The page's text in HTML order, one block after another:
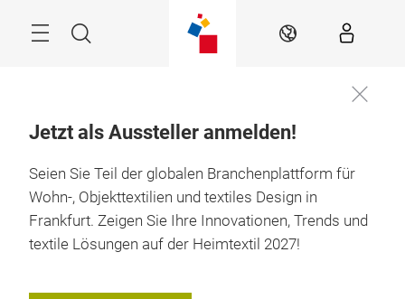
Suche DE
Jetzt als Aussteller anmelden!
Seien Sie Teil der globalen Branchenplattform für
Wohn-, Objekttextilien und textiles Design in
Frankfurt. Zeigen Sie Ihre Innovationen, Trends und
textile Lösungen auf der Heimtextil 2027!